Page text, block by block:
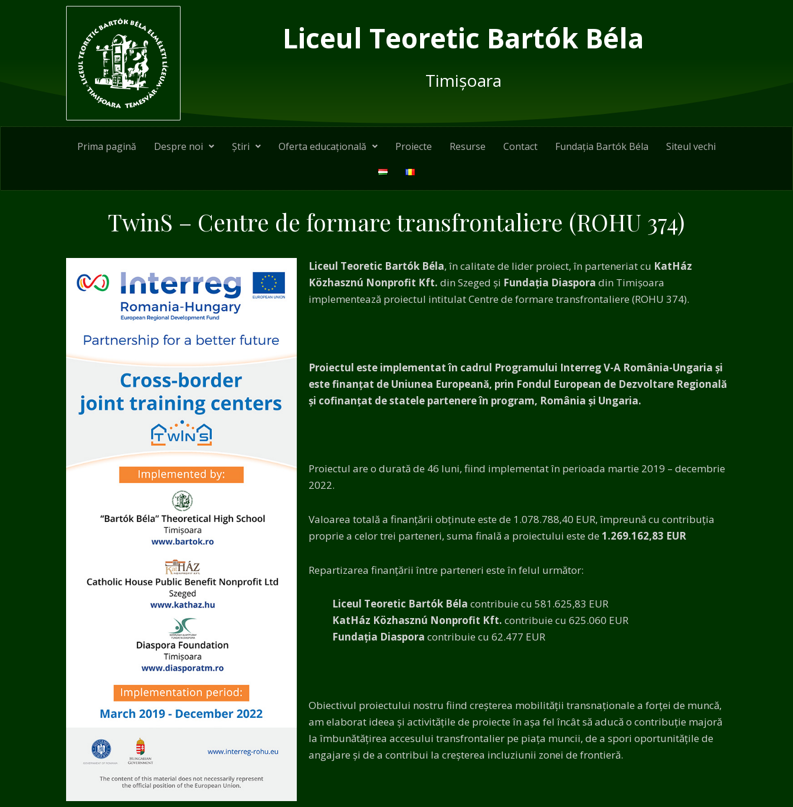
Liceul Teoretic Bartók Béla
Timișoara
Prima pagină Despre noi Știri Oferta educațională Proiecte Resurse Contact Fundația Bartók Béla Siteul vechi
TwinS – Centre de formare transfrontaliere (ROHU 374)
Liceul Teoretic Bartók Béla, în calitate de lider proiect, în parteneriat cu KatHáz
Közhasznú Nonprofit Kft. din Szeged și Fundația Diaspora din Timișoara
implementează proiectul intitulat Centre de formare transfrontaliere (ROHU 374).
Proiectul este implementat în cadrul Programului Interreg V-A România-Ungaria și
este finanțat de Uniunea Europeană, prin Fondul European de Dezvoltare Regională
și cofinanțat de statele partenere în program, România și Ungaria.
Proiectul are o durată de 46 luni, fiind implementat în perioada martie 2019 – decembrie
2022.
Valoarea totală a finanțării obținute este de 1.078.788,40 EUR, împreună cu contribuția
proprie a celor trei parteneri, suma finală a proiectului este de 1.269.162,83 EUR
Repartizarea finanțării între parteneri este în felul următor:
Liceul Teoretic Bartók Béla contribuie cu 581.625,83 EUR
KatHáz Közhasznú Nonprofit Kft. contribuie cu 625.060 EUR
Fundația Diaspora contribuie cu 62.477 EUR
Obiectivul proiectului nostru fiind creșterea mobilității transnaționale a forței de muncă,
am elaborat ideea și activitățile de proiecte în așa fel încât să aducă o contribuție majoră
la îmbunătățirea accesului transfrontalier pe piața muncii, de a spori oportunitățile de
angajare și de a contribui la creșterea incluziunii zonei de frontieră.